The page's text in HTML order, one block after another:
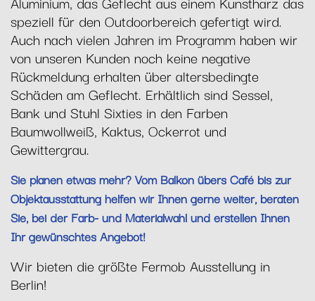
speziell für den Outdoorbereich gefertigt wird.
Auch nach vielen Jahren im Programm haben wir
von unseren Kunden noch keine negative
Rückmeldung erhalten über altersbedingte
Schäden am Geflecht. Erhältlich sind Sessel,
Bank und Stuhl Sixties in den Farben
Baumwollweiß, Kaktus, Ockerrot und
Gewittergrau.
Sie planen etwas mehr? Vom Balkon übers Café bis zur
Objektausstattung helfen wir Ihnen gerne weiter, beraten
Sie, bei der Farb- und Materialwahl und erstellen Ihnen
Ihr gewünschtes Angebot!
Wir bieten die größte Fermob Ausstellung in
Berlin!